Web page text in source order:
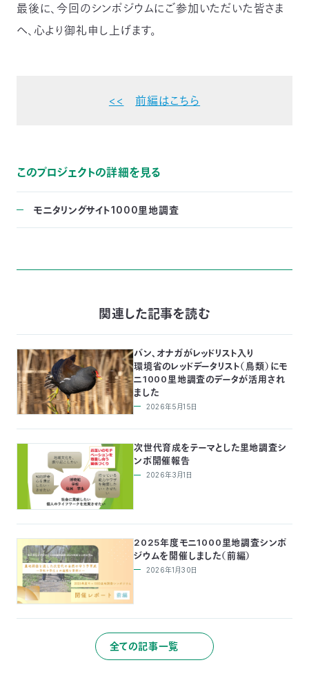
最後に、今回のシンポジウムにご参加いただいた皆さま
へ、心より御礼申し上げます。
<< 前編はこちら
このプロジェクトの詳細を見る
モニタリングサイト1000里地調査
関連した記事を読む
バン、オナガがレッドリスト入り
環境省のレッドデータリスト（鳥類）にモ
ニ1000里地調査のデータが活用され
ました
2026年5月15日
次世代育成をテーマとした里地調査シ
ンポ開催報告
2026年3月1日
2025年度モニ1000里地調査シンポ
ジウムを開催しました（前編）
2026年1月30日
全ての記事一覧